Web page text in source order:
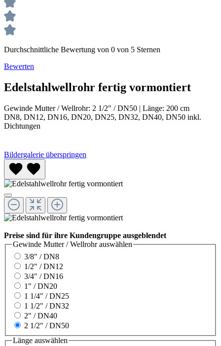
Durchschnittliche Bewertung von 0 von 5 Sternen
Bewerten
Edelstahlwellrohr fertig vormontiert
Gewinde Mutter / Wellrohr: 2 1/2" / DN50 | Länge: 200 cm
DN8, DN12, DN16, DN20, DN25, DN32, DN40, DN50 inkl.
Dichtungen
Bildergalerie überspringen
Preise sind für ihre Kundengruppe ausgeblendet
Gewinde Mutter / Wellrohrauswählen
3/8" / DN8
1/2" / DN12
3/4" / DN16
1" / DN20
1 1/4" / DN25
1 1/2" / DN32
2" / DN40
2 1/2" / DN50
Länge auswählen